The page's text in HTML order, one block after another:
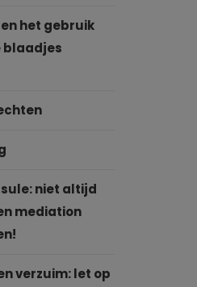
het gebruik
blaadjes
niet altijd
mediation
verzuim: let op